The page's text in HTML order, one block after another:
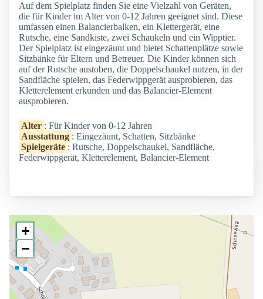
Auf dem Spielplatz finden Sie eine Vielzahl von Geräten,
die für Kinder im Alter von 0-12 Jahren geeignet sind. Diese
umfassen einen Balancierbalken, ein Klettergerät, eine
Rutsche, eine Sandkiste, zwei Schaukeln und ein Wipptier.
Der Spielplatz ist eingezäunt und bietet Schattenplätze sowie
Sitzbänke für Eltern und Betreuer. Die Kinder können sich
auf der Rutsche austoben, die Doppelschaukel nutzen, in der
Sandfläche spielen, das Federwippgerät ausprobieren, das
Kletterelement erkunden und das Balancier-Element
ausprobieren.
Alter : Für Kinder von 0-12 Jahren
Ausstattung : Eingezäunt, Schatten, Sitzbänke
Spielgeräte : Rutsche, Doppelschaukel, Sandfläche,
Federwippgerät, Kletterelement, Balancier-Element
+
−